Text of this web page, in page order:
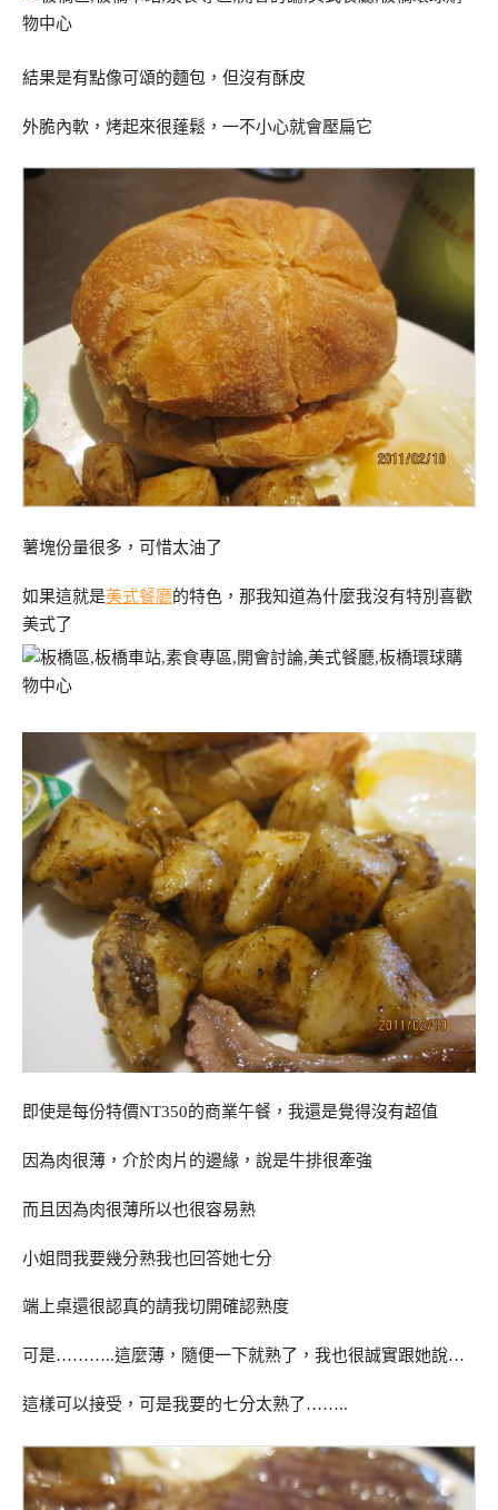
結果是有點像可頌的麵包，但沒有酥皮
外脆內軟，烤起來很蓬鬆，一不小心就會壓扁它
薯塊份量很多，可惜太油了
如果這就是美式餐廳的特色，那我知道為什麼我沒有特別喜歡
美式了
即使是每份特價NT350的商業午餐，我還是覺得沒有超值
因為肉很薄，介於肉片的邊緣，說是牛排很牽強
而且因為肉很薄所以也很容易熟
小姐問我要幾分熟我也回答她七分
端上桌還很認真的請我切開確認熟度
可是………..這麼薄，隨便一下就熟了，我也很誠實跟她說…
這樣可以接受，可是我要的七分太熟了……..